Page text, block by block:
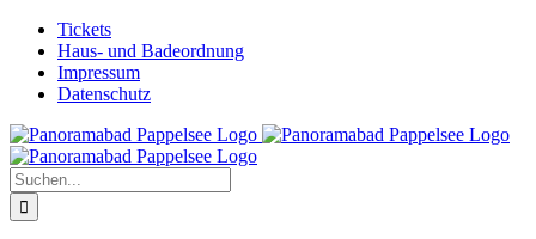
Zum
Inhalt
springen
FacebookTickets
Haus- und Badeordnung
Impressum
Datenschutz
Suche
nach: